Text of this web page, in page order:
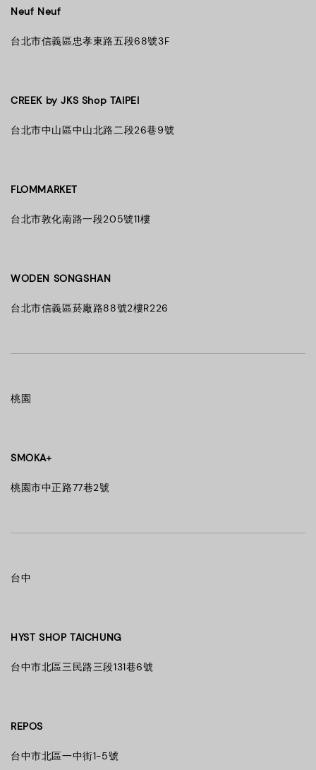
Neuf Neuf
台北市信義區忠孝東路五段68號3F
CREEK by JKS Shop TAIPEI
台北市中山區中山北路二段26巷9號
FLOMMARKET
台北市敦化南路一段205號11樓
WODEN SONGSHAN
台北市信義區菸廠路88號2樓R226
桃園
SMOKA+
桃園市中正路77巷2號
台中
HYST SHOP TAICHUNG
台中市北區三民路三段131巷6號
REPOS
台中市北區一中街1-5號